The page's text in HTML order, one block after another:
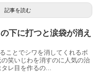
記事を読む
下に打つと涙袋が消え
ことでシワを消してくれるボ
の笑いじわを消すのに人気の治
レ目を作るの...